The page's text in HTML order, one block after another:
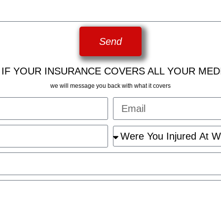
Send
YOUR INSURANCE COVERS ALL YOUR
we will message you back with what it covers